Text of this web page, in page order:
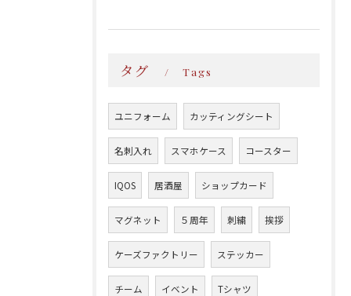
タグ Tags
ユニフォーム カッティングシート
名刺入れ スマホケース コースター
IQOS 居酒屋 ショップカード
マグネット ５周年 刺繍 挨拶
ケーズファクトリー ステッカー
チーム イベント Tシャツ